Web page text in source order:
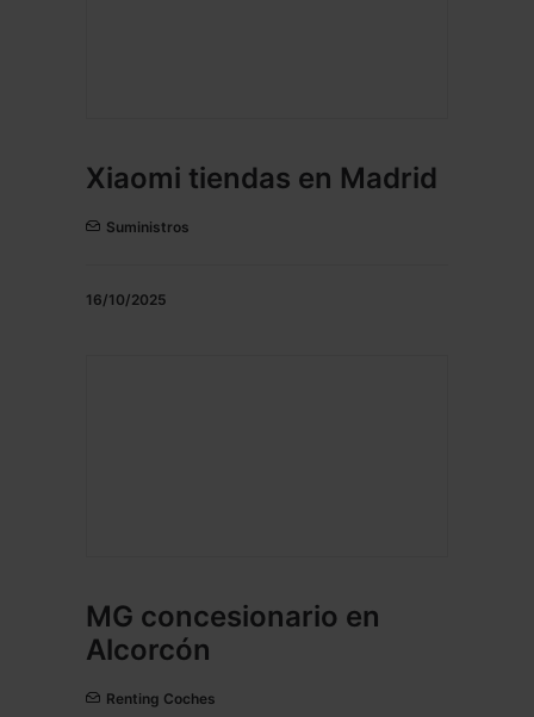
Xiaomi tiendas en Madrid
Suministros
16/10/2025
MG concesionario en
Alcorcón
Renting Coches